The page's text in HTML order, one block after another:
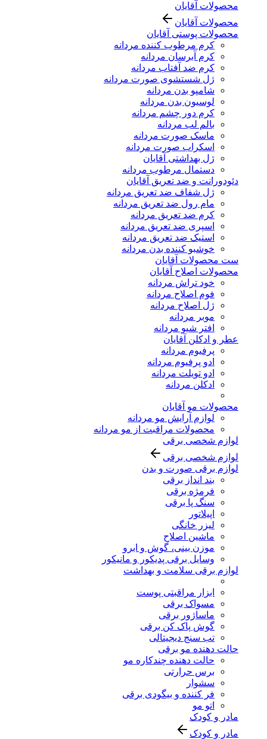
محصولات آقایان
محصولات آقایان
محصولات پوستی آقایان
کرم مرطوب کننده مردانه
کرم آبرسان مردانه
کرم ضد آفتاب مردانه
ژل شستشوی صورت مردانه
شامپو بدن مردانه
لوسیون بدن مردانه
کرم دور چشم مردانه
بالم لب مردانه
ماسک صورت مردانه
اسکراب صورت مردانه
ژل بهداشتی آقایان
دستمال مرطوب مردانه
دئودورانت و ضد تعریق آقایان
ژل شفاف ضد تعریق مردانه
مام رول ضد تعریق مردانه
کرم ضد تعریق مردانه
اسپری ضد تعریق مردانه
استیک ضد تعریق مردانه
خوشبو کننده بدن مردانه
ست محصولات آقایان
محصولات اصلاح آقایان
خود تراش مردانه
فوم اصلاح مردانه
ژل اصلاح مردانه
موبر مردانه
افتر شیو مردانه
عطر و ادکلن آقایان
پرفیوم مردانه
ادو پرفیوم مردانه
ادو تویلت مردانه
ادکلن مردانه
محصولات مو آقایان
لوازم آرایش مو مردانه
محصولات مراقبت از مو مردانه
لوازم شخصی برقی
لوازم شخصی برقی
لوازم برقی صورت و بدن
بند انداز برقی
فرمژه برقی
سنگ پا برقی
اپیلاتور
لیزر خانگی
ماشین اصلاح
موزن بینی، گوش و ابرو
وسایل برقی پدیکور و مانیکور
لوازم برقی سلامت و بهداشت
ابزار مراقبتی پوست
مسواک برقی
ماساژور برقی
گوش پاک کن برقی
تب سنج دیجیتالی
حالت دهنده مو برقی
حالت دهنده چندکاره مو
برس حرارتی
سشوار
فر کننده و بیگودی برقی
اتو مو
مادر و کودک
مادر و کودک